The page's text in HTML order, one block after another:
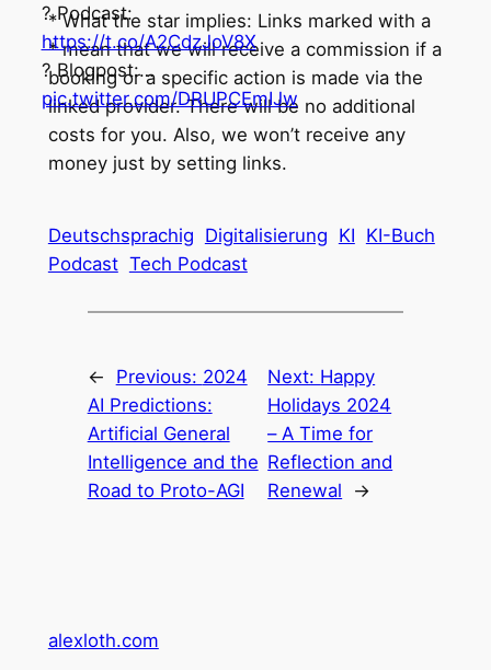
? Podcast:
https://t.co/A2CdzJoV8X
? Blogpost:…
pic.twitter.com/DRUPCEmIJw
* What the star implies: Links marked with a
* mean that we will receive a commission if a
booking or a specific action is made via the
linked provider. There will be no additional
costs for you. Also, we won’t receive any
money just by setting links.
Deutschsprachig Digitalisierung KI KI-Buch
Podcast Tech Podcast
← Previous: 2024
AI Predictions:
Artificial General
Intelligence and the
Road to Proto-AGI
Next: Happy
Holidays 2024
– A Time for
Reflection and
Renewal
→
alexloth.com